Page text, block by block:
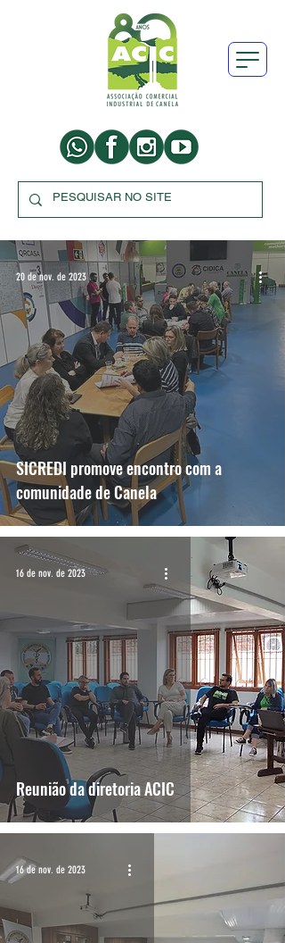
SICREDI promove encontro com a
comunidade de Canela
20 de nov. de 2023
Reunião da diretoria ACIC
16 de nov. de 2023
16 de nov. de 2023